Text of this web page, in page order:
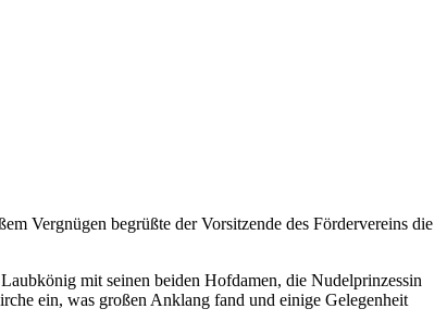
Vergnügen begrüßte der Vorsitzende des Fördervereins die
mit seinen beiden Hofdamen, die Nudelprinzessin
ein, was großen Anklang fand und einige Gelegenheit